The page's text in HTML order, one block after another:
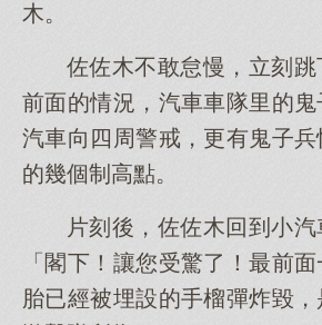
木。
佐佐木不敢怠慢，立刻
前面的情況，汽車車隊里的
汽車向四周警戒，更有鬼子
的幾個制高點。
片刻後，佐佐木回到小汽
「閣下！讓您受驚了！最前
胎已經被埋設的手榴彈炸毀